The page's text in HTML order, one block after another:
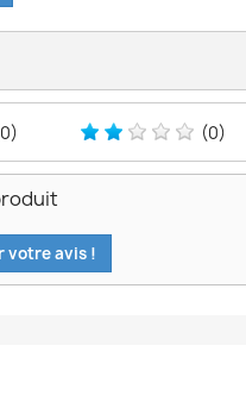
(0)
votre avis !